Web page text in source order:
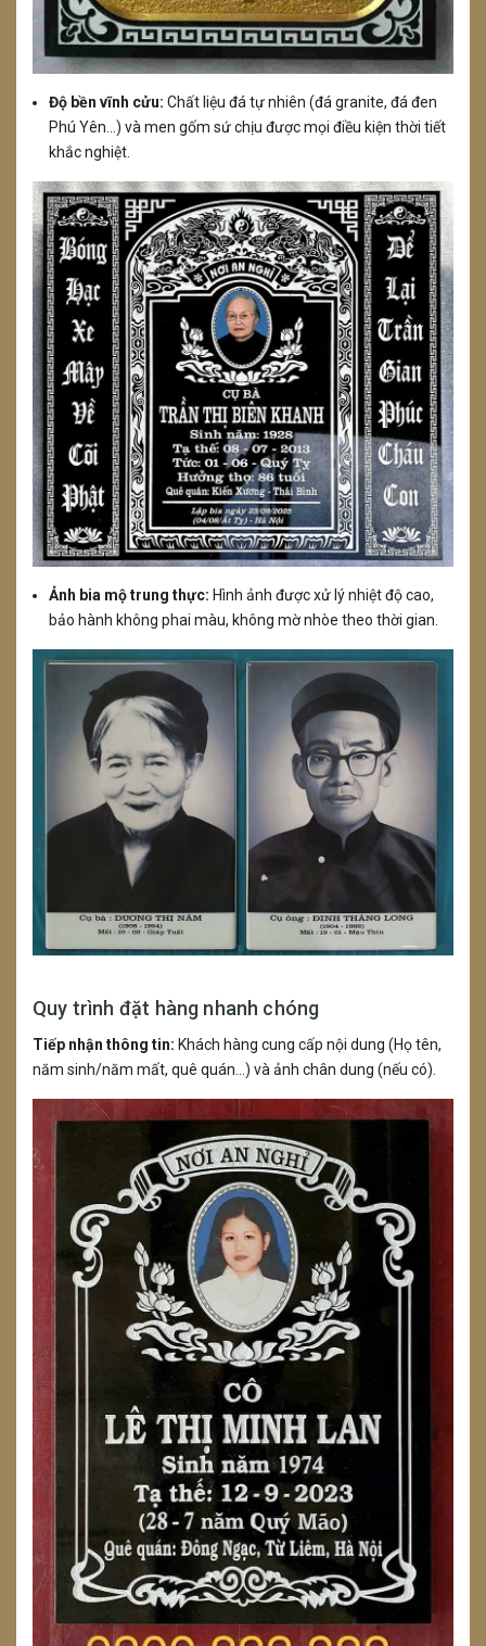
Độ bền vĩnh cửu: Chất liệu đá tự nhiên (đá granite, đá đen
Phú Yên...) và men gốm sứ chịu được mọi điều kiện thời tiết
khắc nghiệt.
Ảnh bia mộ trung thực: Hình ảnh được xử lý nhiệt độ cao,
bảo hành không phai màu, không mờ nhòe theo thời gian.
Quy trình đặt hàng nhanh chóng
Tiếp nhận thông tin: Khách hàng cung cấp nội dung (Họ tên,
năm sinh/năm mất, quê quán...) và ảnh chân dung (nếu có).